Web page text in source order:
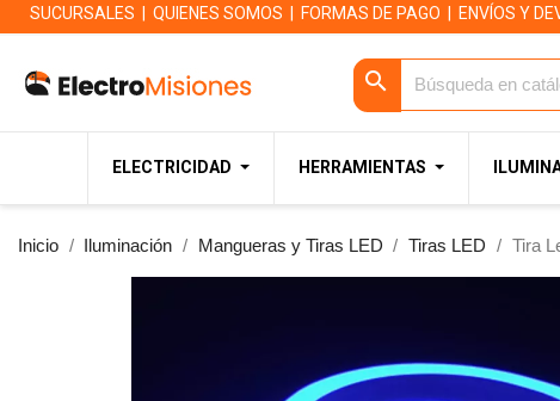
SUCURSALES QUIENES SOMOS FORMAS DE PAGO ENVÍOS Y
search
ELECTRICIDAD HERRAMIENTAS
Inicio Iluminación Mangueras y Tiras LED Tiras LED Tira